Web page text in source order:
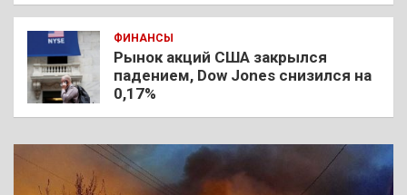
ФИНАНСЫ
Рынок акций США закрылся
падением, Dow Jones снизился на
0,17%